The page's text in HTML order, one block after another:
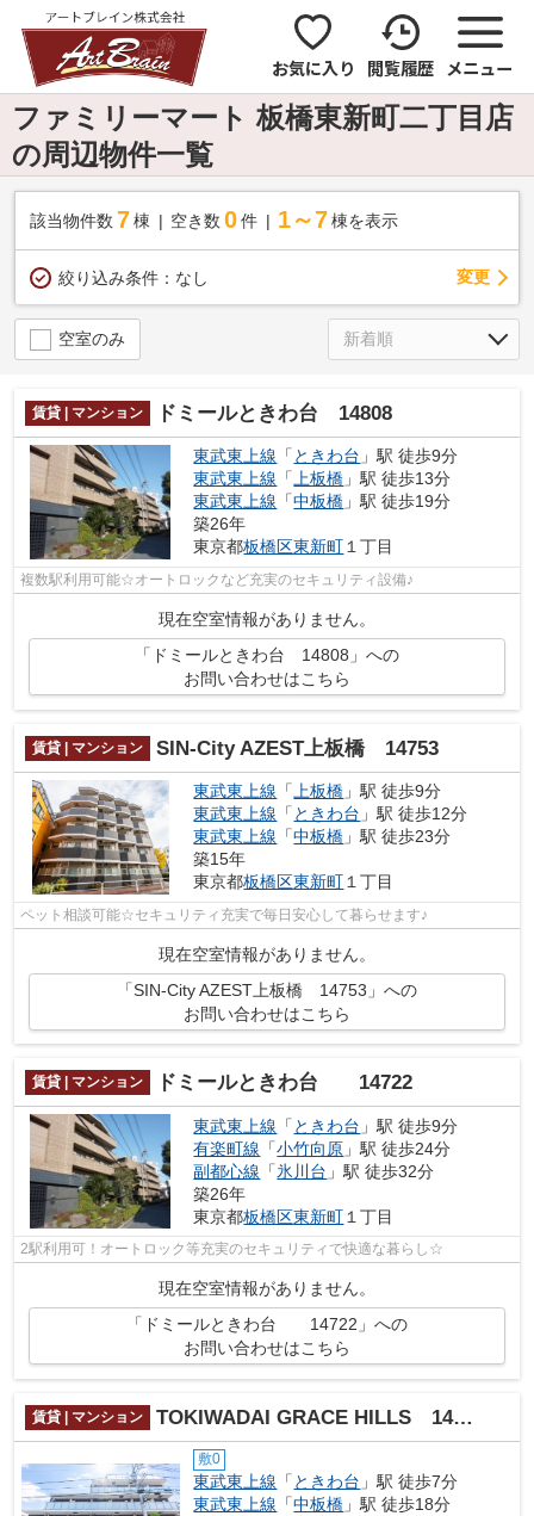
お気に入り 閲覧履歴 メニュー
ファミリーマート 板橋東新町二丁目店
の周辺物件一覧
該当物件数 7棟 空き数 0 件 1～7 棟を表示
絞り込み条件： なし 変更
空室のみ
賃貸 | マンション ドミールときわ台 14808
東武東上線 「 ときわ台 」駅 徒歩9分
東武東上線 「上板橋 」駅 徒歩13分
東武東上線 「中板橋 」駅 徒歩19分
築26年
東京都板橋区東新町１丁目
複数駅利用可能☆オートロックなど充実のセキュリティ設備♪
現在空室情報がありません。
「ドミールときわ台 14808」への
お問い合わせはこちら
賃貸 | マンション SIN-City AZEST上板橋 14753
東武東上線 「 上板橋 」駅 徒歩9分
東武東上線 「 ときわ台 」駅 徒歩12分
東武東上線 「中板橋 」駅 徒歩23分
築15年
東京都板橋区東新町 １丁目
ペット相談可能☆セキュリティ充実で毎日安心して暮らせます♪
現在空室情報がありません。
「SIN-City AZEST上板橋 14753」への
お問い合わせはこちら
賃貸 | マンション ドミールときわ台 14722
東武東上線 「 ときわ台 」駅 徒歩9分
有楽町線 「小竹向原 」駅 徒歩24分
副都心線 「氷川台 」駅 徒歩32分
築26年
東京都板橋区東新町 １丁目
2駅利用可！オートロック等充実のセキュリティで快適な暮らし☆
現在空室情報がありません。
「ドミールときわ台 14722」への
お問い合わせはこちら
賃貸 | マンション TOKIWADAI GRACE HILLS 14640
敷0
東武東上線 「 ときわ台 」駅 徒歩7分
東武東上線 「中板橋 」駅 徒歩18分